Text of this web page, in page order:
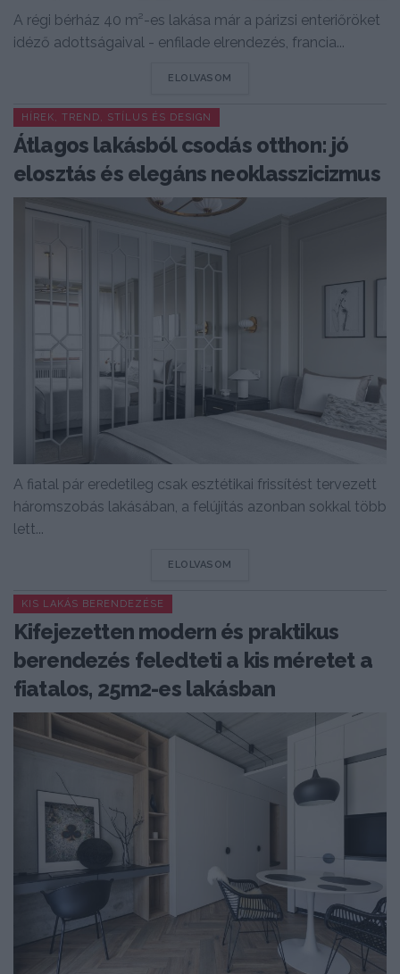
A régi bérház 40 m²-es lakása már a párizsi enteriőröket
idéző adottságaival - enfilade elrendezés, francia...
ELOLVASOM
HÍREK, TREND, STÍLUS ÉS DESIGN
Átlagos lakásból csodás otthon: jó
elosztás és elegáns neoklasszicizmus
A fiatal pár eredetileg csak esztétikai frissítést tervezett
háromszobás lakásában, a felújítás azonban sokkal több
lett...
ELOLVASOM
KIS LAKÁS BERENDEZÉSE
Kifejezetten modern és praktikus
berendezés feledteti a kis méretet a
fiatalos, 25m2-es lakásban